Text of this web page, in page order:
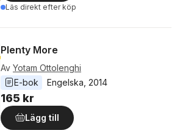
Läs direkt efter köp
Plenty More
Av Yotam Ottolenghi
E-bok
Engelska 2014
165 kr
Lägg till